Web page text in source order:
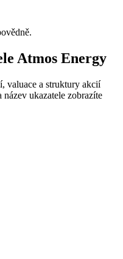
Atmos Energy
valuace a struktury akcií
ukazatele zobrazíte